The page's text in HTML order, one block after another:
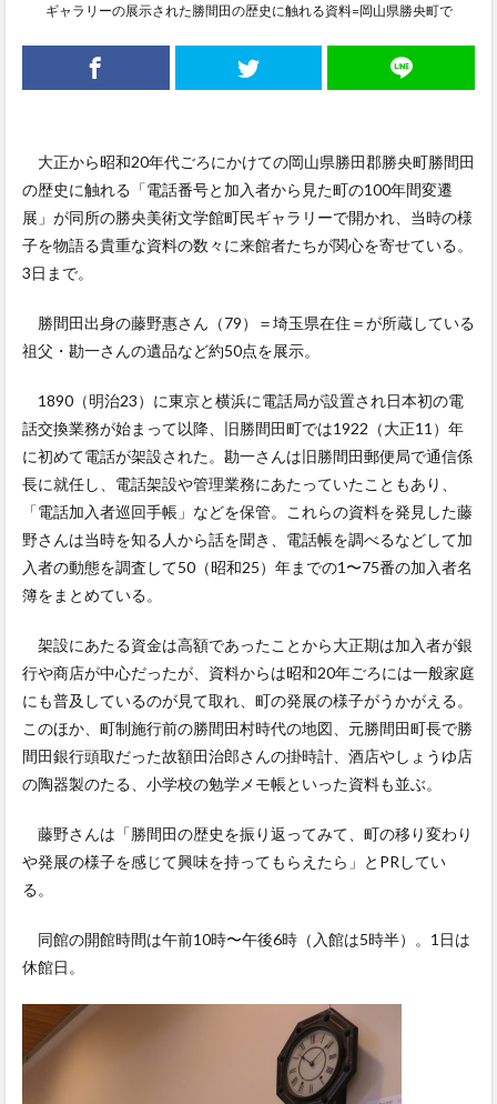
ギャラリーの展示された勝間田の歴史に触れる資料=岡山県勝央町で
大正から昭和20年代ごろにかけての岡山県勝田郡勝央町勝間田
の歴史に触れる「電話番号と加入者から見た町の100年間変遷
展」が同所の勝央美術文学館町民ギャラリーで開かれ、当時の様
子を物語る貴重な資料の数々に来館者たちが関心を寄せている。
3日まで。
勝間田出身の藤野惠さん（79）＝埼玉県在住＝が所蔵している
祖父・勘一さんの遺品など約50点を展示。
1890（明治23）に東京と横浜に電話局が設置され日本初の電
話交換業務が始まって以降、旧勝間田町では1922（大正11）年
に初めて電話が架設された。勘一さんは旧勝間田郵便局で通信係
長に就任し、電話架設や管理業務にあたっていたこともあり、
「電話加入者巡回手帳」などを保管。これらの資料を発見した藤
野さんは当時を知る人から話を聞き、電話帳を調べるなどして加
入者の動態を調査して50（昭和25）年までの1〜75番の加入者名
簿をまとめている。
架設にあたる資金は高額であったことから大正期は加入者が銀
行や商店が中心だったが、資料からは昭和20年ごろには一般家庭
にも普及しているのが見て取れ、町の発展の様子がうかがえる。
このほか、町制施行前の勝間田村時代の地図、元勝間田町長で勝
間田銀行頭取だった故額田治郎さんの掛時計、酒店やしょうゆ店
の陶器製のたる、小学校の勉学メモ帳といった資料も並ぶ。
藤野さんは「勝間田の歴史を振り返ってみて、町の移り変わり
や発展の様子を感じて興味を持ってもらえたら」とPRしてい
る。
同館の開館時間は午前10時〜午後6時（入館は5時半）。1日は
休館日。